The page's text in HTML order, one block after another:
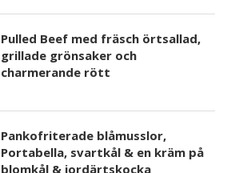
Pulled Beef med fräsch örtsallad,
grillade grönsaker och
charmerande rött
Pankofriterade blåmusslor,
Portabella, svartkål & en kräm på
blomkål & jordärtskocka